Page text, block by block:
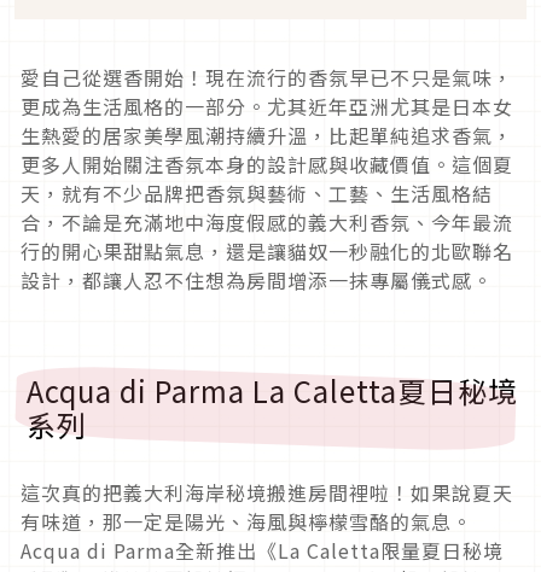
愛自己從選香開始！現在流行的香氛早已不只是氣味，
更成為生活風格的一部分。尤其近年亞洲尤其是日本女
生熱愛的居家美學風潮持續升溫，比起單純追求香氣，
更多人開始關注香氛本身的設計感與收藏價值。這個夏
天，就有不少品牌把香氛與藝術、工藝、生活風格結
合，不論是充滿地中海度假感的義大利香氛、今年最流
行的開心果甜點氣息，還是讓貓奴一秒融化的北歐聯名
設計，都讓人忍不住想為房間增添一抹專屬儀式感。
Acqua di Parma La Caletta夏日秘境
系列
這次真的把義大利海岸秘境搬進房間裡啦！如果說夏天
有味道，那一定是陽光、海風與檸檬雪酪的氣息。
Acqua di Parma全新推出《La Caletta限量夏日秘境